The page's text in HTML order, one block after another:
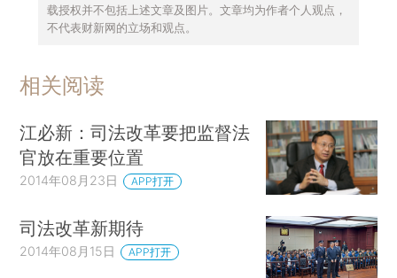
载授权并不包括上述文章及图片。文章均为作者个人观点，
不代表财新网的立场和观点。
相关阅读
江必新：司法改革要把监督法
官放在重要位置
2014年08月23日 APP打开
司法改革新期待
2014年08月15日 APP打开